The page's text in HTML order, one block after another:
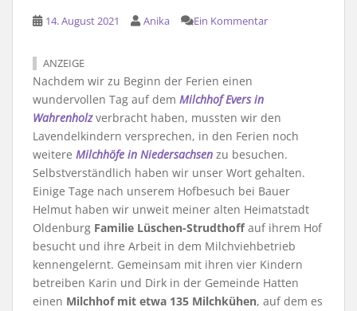
14. August 2021 Anika Ein Kommentar
ANZEIGE
Nachdem wir zu Beginn der Ferien einen
wundervollen Tag auf dem Milchhof Evers in
Wahrenholzverbracht haben, mussten wir den
Lavendelkindern versprechen, in den Ferien noch
weitere Milchhöfe in Niedersachsen zu besuchen.
Selbstverständlich haben wir unser Wort gehalten.
Einige Tage nach unserem Hofbesuch bei Bauer
Helmut haben wir unweit meiner alten Heimatstadt
Oldenburg Familie Lüschen-Strudthoffauf ihrem Hof
besucht und ihre Arbeit in dem Milchviehbetrieb
kennengelernt. Gemeinsam mit ihren vier Kindern
betreiben Karin und Dirk in der Gemeinde Hatten
einen Milchhof mit etwa 135 Milchkühen, auf dem es